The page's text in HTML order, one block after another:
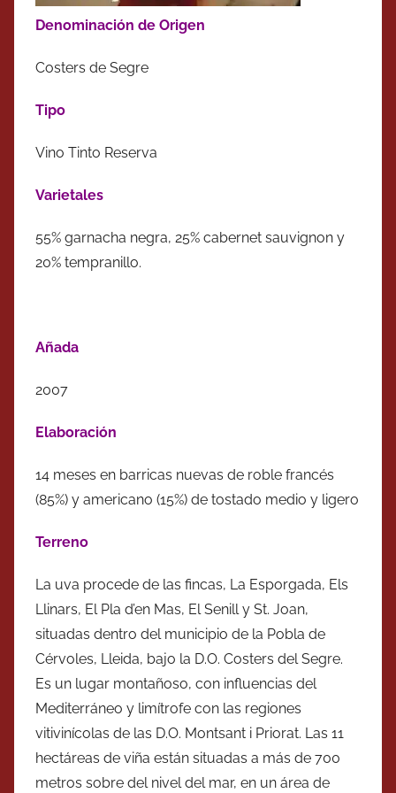
Denominación de Origen
Costers de Segre
Tipo
Vino Tinto Reserva
Varietales
55% garnacha negra, 25% cabernet sauvignon y
20% tempranillo.
Añada
2007
Elaboración
14 meses en barricas nuevas de roble francés
(85%) y americano (15%) de tostado medio y ligero
Terreno
La uva procede de las fincas, La Esporgada, Els
Llinars, El Pla d’en Mas, El Senill y St. Joan,
situadas dentro del municipio de la Pobla de
Cérvoles, Lleida, bajo la D.O. Costers del Segre.
Es un lugar montañoso, con influencias del
Mediterráneo y limítrofe con las regiones
vitivinícolas de las D.O. Montsant i Priorat. Las 11
hectáreas de viña están situadas a más de 700
metros sobre del nivel del mar, en un área de